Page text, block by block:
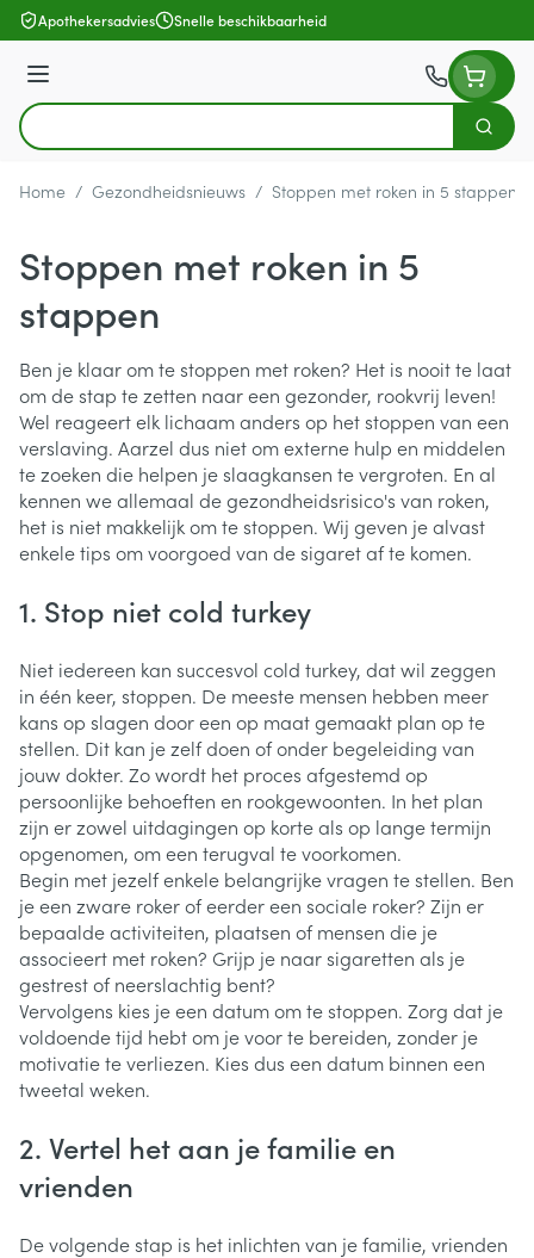
Ga naar de inhoud
Apothekersadvies Snelle beschikbaarheid
Menu
Product, merk, categorie...
Zoek
Home / Gezondheidsnieuws / Stoppen met roken in 5 stappen
Stoppen met roken in 5
stappen
Ben je klaar om te stoppen met roken? Het is nooit te laat
om de stap te zetten naar een gezonder, rookvrij leven!
Wel reageert elk lichaam anders op het stoppen van een
verslaving. Aarzel dus niet om externe hulp en middelen
te zoeken die helpen je slaagkansen te vergroten. En al
kennen we allemaal de gezondheidsrisico's van roken,
het is niet makkelijk om te stoppen. Wij geven je alvast
enkele tips om voorgoed van de sigaret af te komen.
1. Stop niet cold turkey
Niet iedereen kan succesvol cold turkey, dat wil zeggen
in één keer, stoppen. De meeste mensen hebben meer
kans op slagen door een op maat gemaakt plan op te
stellen. Dit kan je zelf doen of onder begeleiding van
jouw dokter. Zo wordt het proces afgestemd op
persoonlijke behoeften en rookgewoonten. In het plan
zijn er zowel uitdagingen op korte als op lange termijn
opgenomen, om een terugval te voorkomen.
Begin met jezelf enkele belangrijke vragen te stellen. Ben
je een zware roker of eerder een sociale roker? Zijn er
bepaalde activiteiten, plaatsen of mensen die je
associeert met roken? Grijp je naar sigaretten als je
gestrest of neerslachtig bent?
Vervolgens kies je een datum om te stoppen. Zorg dat je
voldoende tijd hebt om je voor te bereiden, zonder je
motivatie te verliezen. Kies dus een datum binnen een
tweetal weken.
2. Vertel het aan je familie en
vrienden
De volgende stap is het inlichten van je familie, vrienden